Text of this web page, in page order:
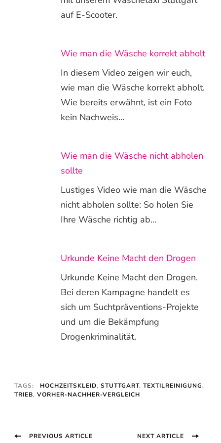
auf E-Scooter.
Wie man die Wäsche korrekt abholt
In diesem Video zeigen wir euch,
wie man die Wäsche korrekt abholt.
Wie bereits erwähnt, ist ein Foto
kein Nachweis…
Wie man die Wäsche nicht abholen
sollte
Lustiges Video wie man die Wäsche
nicht abholen sollte: So holen Sie
Ihre Wäsche richtig ab…
Urkunde Keine Macht den Drogen
Urkunde Keine Macht den Drogen.
Bei deren Kampagne handelt es
sich um Suchtpräventions-Projekte
und um die Bekämpfung
Drogenkriminalität.
TAGS: HOCHZEITSKLEID, STUTTGART, TEXTILREINIGUNG,
TRIEB, VORHER-NACHHER-VERGLEICH
PostPREVIOUS ARTICLE NEXT ARTICLE